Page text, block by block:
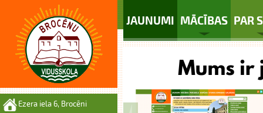
JAUNUMI MĀCĪBAS PAR
Ezera iela 6, Brocēni